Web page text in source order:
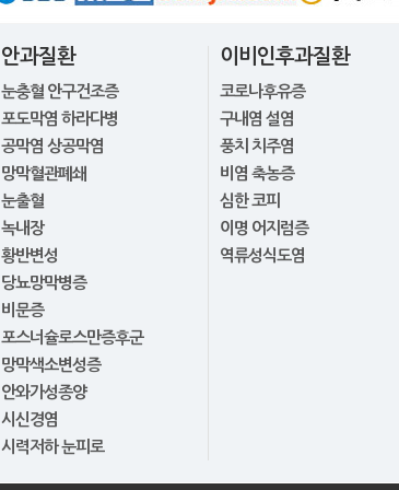
안과질환
눈충혈 안구건조증
포도막염 하라다병
공막염 상공막염
망막혈관폐쇄
눈출혈
녹내장
황반변성
당뇨망막병증
비문증
포스너슐로스만증후군
망막색소변성증
안와가성종양
시신경염
시력저하 눈피로
이비인후과질환
코로나후유증
구내염 설염
풍치 치주염
비염 축농증
심한 코피
이명 어지럼증
역류성식도염